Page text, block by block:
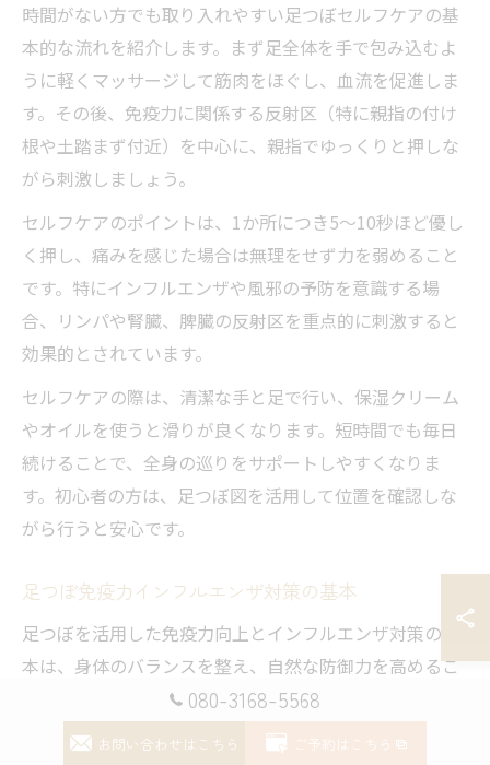
時間がない方でも取り入れやすい足つぼセルフケアの基
本的な流れを紹介します。まず足全体を手で包み込むよ
うに軽くマッサージして筋肉をほぐし、血流を促進しま
す。その後、免疫力に関係する反射区（特に親指の付け
根や土踏まず付近）を中心に、親指でゆっくりと押しな
がら刺激しましょう。
セルフケアのポイントは、1か所につき5〜10秒ほど優し
く押し、痛みを感じた場合は無理をせず力を弱めること
です。特にインフルエンザや風邪の予防を意識する場
合、リンパや腎臓、脾臓の反射区を重点的に刺激すると
効果的とされています。
セルフケアの際は、清潔な手と足で行い、保湿クリーム
やオイルを使うと滑りが良くなります。短時間でも毎日
続けることで、全身の巡りをサポートしやすくなりま
す。初心者の方は、足つぼ図を活用して位置を確認しな
がら行うと安心です。
足つぼ免疫力インフルエンザ対策の基本
足つぼを活用した免疫力向上とインフルエンザ対策の基
本は、身体のバランスを整え、自然な防御力を高めるこ
とにあります。特に、東洋医学では足裏の刺激が自律神
経の調整や全身の血流促進に寄与し、結果として免疫細
080-3168-5568
お問い合わせはこちら ご予約はこちら